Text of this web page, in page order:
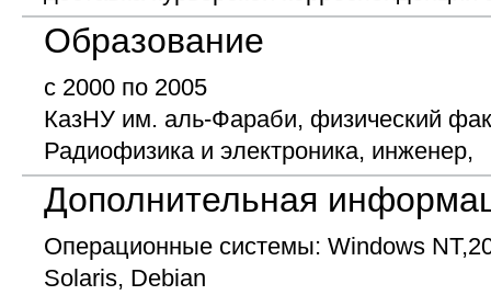
Образование
с 2000 по 2005
КазНУ им. аль-Фараби, физический
Радиофизика и электроника, инженер,
Дополнительная
Операционные системы: Windows
Solaris, Debian